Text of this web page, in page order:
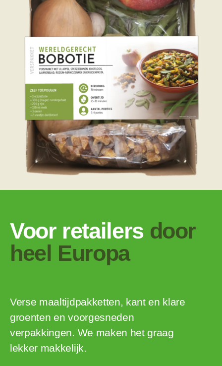
Voor retailersdoor
heel Europa
Verse maaltijdpakketten, kant en klare
groenten en voorgesneden
verpakkingen. We maken het graag
lekker makkelijk.